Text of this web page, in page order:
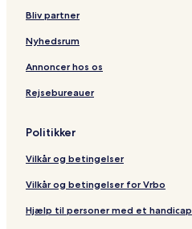
Bliv partner
Nyhedsrum
Annoncer hos os
Rejsebureauer
Politikker
Vilkår og betingelser
Vilkår og betingelser for Vrbo
Hjælp til personer med et handicap